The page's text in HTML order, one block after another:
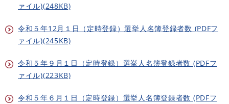
ァイル)(248KB)
令和５年12月１日（定時登録）選挙人名簿登録者数 (PDFフ
ァイル)(245KB)
令和５年９月１日（定時登録）選挙人名簿登録者数 (PDFフ
ァイル)(223KB)
令和５年６月１日（定時登録）選挙人名簿登録者数 (PDFフ